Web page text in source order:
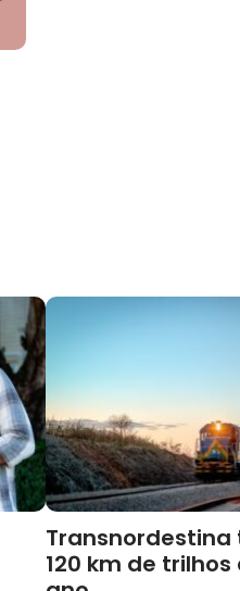
Transnordestina
120 km de